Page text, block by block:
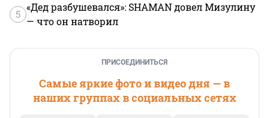
5
«Дед разбушевался»: SHAMAN довел Мизулину
— что он натворил
ПРИСОЕДИНИТЬСЯ
Самые яркие фото и видео дня — в
наших группах в социальных сетях